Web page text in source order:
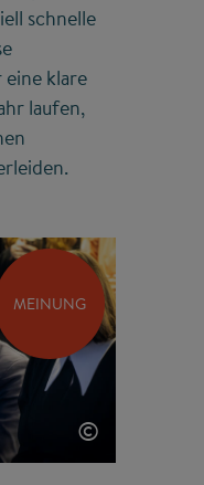
schnelle
klare
laufen,
MEINUNG
©